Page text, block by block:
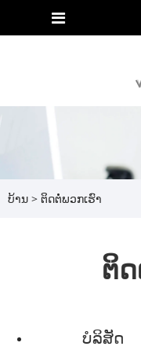
ບ້ານ > ຕິດ​ຕໍ່​ພວກ​ເຮົາ
ຕິ
ບໍລິສັດ